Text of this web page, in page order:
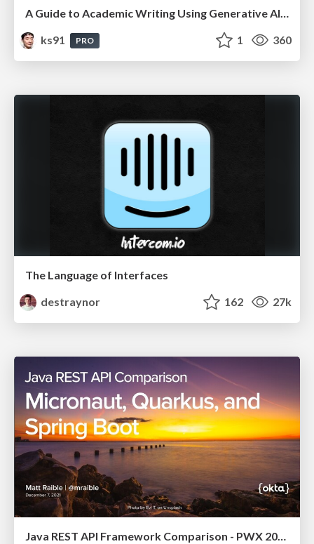
A Guide to Academic Writing Using Generative AI - A Workshop
ks91
PRO 1 360
The Language of Interfaces
destraynor
162 27k
Java REST API Framework Comparison - PWX 2021